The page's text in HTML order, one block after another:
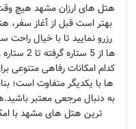
هتل های ارزان مشهد هیچ
بهتر است قبل از آغاز سفر،
رزرو نمایید تا با خیال راحت
ها از 5
کدام امکانات رفاهی متنوعی
ها با یکدیگر متفاوت است؛
به دنبال مرجعی معتبر
ترین هتل های مشهد با